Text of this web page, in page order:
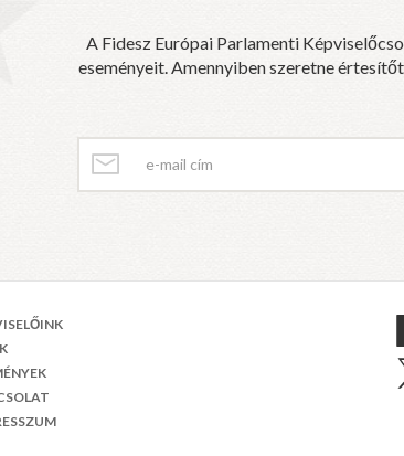
A Fidesz Európai Parlamenti
eseményeit. Amennyiben szeretne